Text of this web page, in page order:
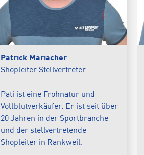
Patrick Mariacher
Shopleiter Stellvertreter
Pati ist eine Frohnatur und
Vollblutverkäufer. Er ist seit über
20 Jahren in der Sportbranche
und der stellvertretende
Shopleiter in Rankweil.